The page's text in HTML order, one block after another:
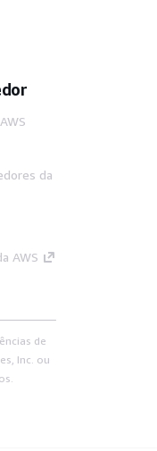
da
AWS
de
Inc. ou